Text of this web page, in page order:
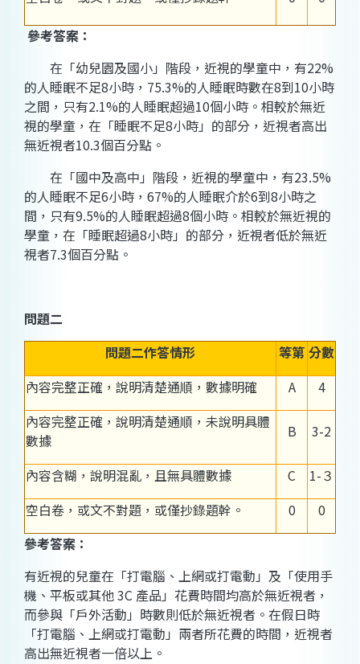
參考答案：
在「幼兒園及國小」階段，近視的學童中，有22%
的人睡眠不足8小時，75.3%的人睡眠時數在8到10小時
之間，只有2.1%的人睡眠超過10個小時。相較於無近
視的學童，在「睡眠不足8小時」的部分，近視者高出
無近視者10.3個百分點。
在「國中及高中」階段，近視的學童中，有23.5%
的人睡眠不足6小時，67%的人睡眠介於6到8小時之
間，只有9.5%的人睡眠超過8個小時。相較於無近視的
學童，在「睡眠超過8小時」的部分，近視者低於無近
視者7.3個百分點。
問題二
問題二作答情形
等第 分數
內容完整正確，說明清楚通順，數據明確
A
4
內容完整正確，說明清楚通順，未說明具體
數據
B 3-2
內容含糊，說明混亂，且無具體數據 C
1-３
空白卷，或文不對題，或僅抄錄題幹。
0
0
參考答案：
有近視的兒童在「打電腦、上網或打電動」及「使用手
機、平板或其他 3C 產品」花費時間均高於無近視者，
而參與「戶外活動」時數則低於無近視者。在假日時
「打電腦、上網或打電動」兩者所花費的時間，近視者
高出無近視者一倍以上。